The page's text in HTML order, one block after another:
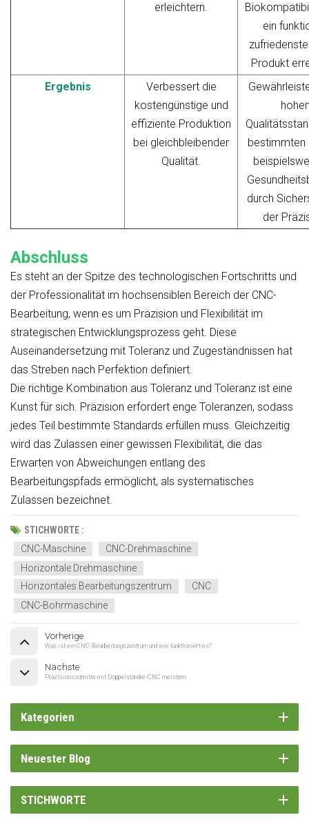
erleichtern.
ein
Produkt
Ergebnis
Verbessert die
kostengünstige und
effiziente Produktion
bei gleichbleibender
Qualität.
bestimmten
durch
der
Abschluss
Es steht an der Spitze des technologischen Fortschritts und
der Professionalität im hochsensiblen Bereich der CNC-
Bearbeitung, wenn es um Präzision und Flexibilität im
strategischen Entwicklungsprozess geht. Diese
Auseinandersetzung mit Toleranz und Zugeständnissen hat
das Streben nach Perfektion definiert.
Die richtige Kombination aus Toleranz und Toleranz ist eine
Kunst für sich. Präzision erfordert enge Toleranzen, sodass
jedes Teil bestimmte Standards erfüllen muss. Gleichzeitig
wird das Zulassen einer gewissen Flexibilität, die das
Erwarten von Abweichungen entlang des
Bearbeitungspfads ermöglicht, als systematisches
Zulassen bezeichnet.
STICHWORTE :
CNC-Maschine
CNC-Drehmaschine
Horizontale Drehmaschine
Horizontales Bearbeitungszentrum
CNC
CNC-Bohrmaschine
Vorherige
Was ist ein CNC-Bearbeitungszentrum und wie funktioniert es?
Nächste
Präzisionsschnitte mit Doppelständer-CNC meistern
Kategorien
Neuester Blog
STICHWORTE